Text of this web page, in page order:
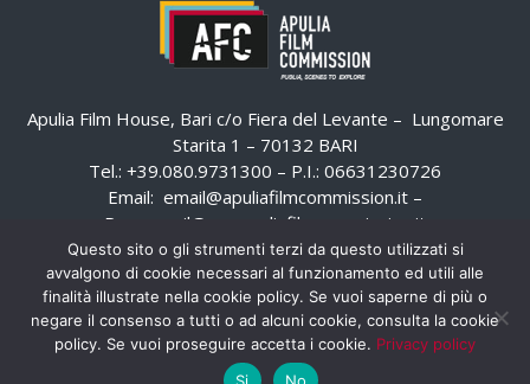
Apulia Film House, Bari c/o Fiera del Levante – Lungomare
Starita 1 – 70132 BARI
Tel.: +39.080.9731300 – P.I.: 06631230726
Email: email@apuliafilmcommission.it –
Pec:
email@pec.apuliafilmcommission.it
Questo sito o gli strumenti terzi da questo utilizzati si
avvalgono di cookie necessari al funzionamento ed utili alle
finalità illustrate nella cookie policy. Se vuoi saperne di più o
negare il consenso a tutti o ad alcuni cookie, consulta la cookie
policy. Se vuoi proseguire accetta i cookie. Privacy policy
Si
No